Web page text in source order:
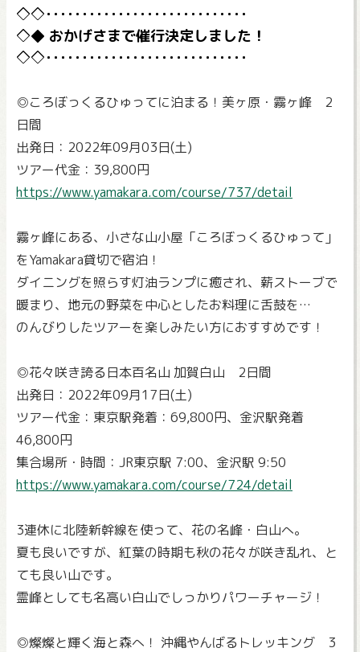
おかげさまで催行決定しました！
◎ころぼっくるひゅってに泊まる！美ヶ原・霧ヶ峰 2
日間
出発日：2022年09月03日(土)
ツアー代金：39,800円
https://www.yamakara.com/course/737/detail
霧ヶ峰にある、小さな山小屋「ころぼっくるひゅって」
をYamakara貸切で宿泊！
ダイニングを照らす灯油ランプに癒され、薪ストーブで
暖まり、地元の野菜を中心としたお料理に舌鼓を…
のんびりしたツアーを楽しみたい方におすすめです！
◎花々咲き誇る日本百名山 加賀白山 2日間
出発日：2022年09月17日(土)
ツアー代金：東京駅発着：69,800円、金沢駅発着
46,800円
集合場所・時間：JR東京駅 7:00、金沢駅 9:50
https://www.yamakara.com/course/724/detail
3連休に北陸新幹線を使って、花の名峰・白山へ。
夏も良いですが、紅葉の時期も秋の花々が咲き乱れ、と
ても良い山です。
霊峰としても名高い白山でしっかりパワーチャージ！
◎燦燦と輝く海と森へ！ 沖縄やんばるトレッキング 3